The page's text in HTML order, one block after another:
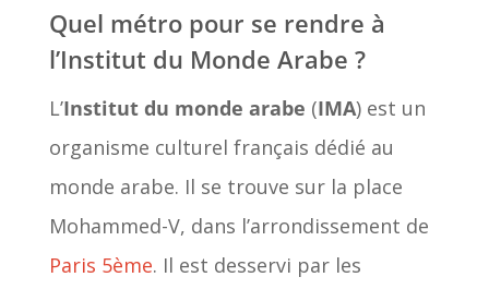
Quel métro pour se rendre à
l’Institut du Monde Arabe ?
L’Institut du monde arabe (IMA) est un
organisme culturel français dédié au
monde arabe. Il se trouve sur la place
Mohammed-V, dans l’arrondissement de
Paris 5ème. Il est desservi par les